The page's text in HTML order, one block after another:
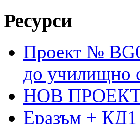
Ресурси
Проект №
до училищно
НОВ
Еразъм +